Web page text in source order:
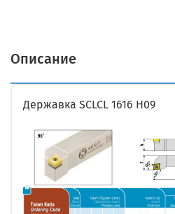
Описание
Державка SCLCL 1616 H09